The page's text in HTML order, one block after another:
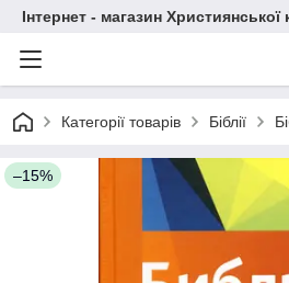
Інтернет - магазин Християнської
Категорії товарів Біблії
–15%